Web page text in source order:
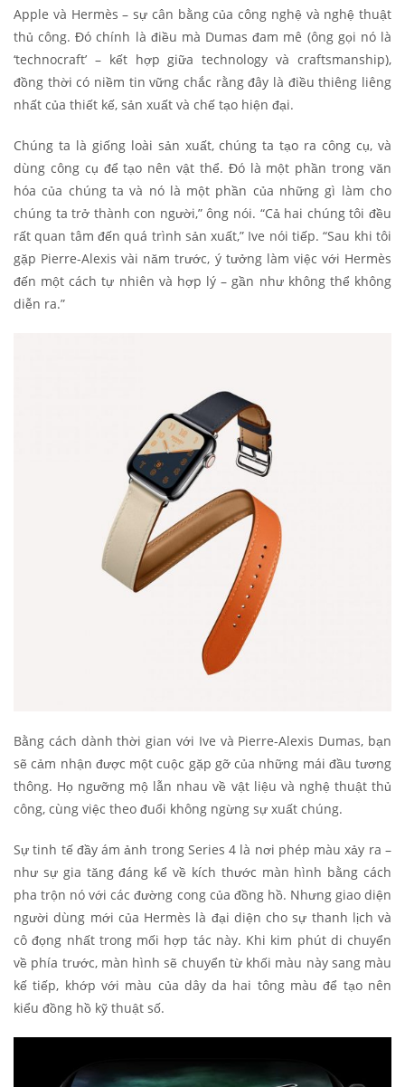
Apple và Hermès – sự cân bằng của công nghệ và nghệ thuật
thủ công. Đó chính là điều mà Dumas đam mê (ông gọi nó là
‘technocraft’ – kết hợp giữa technology và craftsmanship),
đồng thời có niềm tin vững chắc rằng đây là điều thiêng liêng
nhất của thiết kế, sản xuất và chế tạo hiện đại.
Chúng ta là giống loài sản xuất, chúng ta tạo ra công cụ, và
dùng công cụ để tạo nên vật thể. Đó là một phần trong văn
hóa của chúng ta và nó là một phần của những gì làm cho
chúng ta trở thành con người,” ông nói. “Cả hai chúng tôi đều
rất quan tâm đến quá trình sản xuất,” Ive nói tiếp. “Sau khi tôi
gặp Pierre-Alexis vài năm trước, ý tưởng làm việc với Hermès
đến một cách tự nhiên và hợp lý – gần như không thể không
diễn ra.”
Bằng cách dành thời gian với Ive và Pierre-Alexis Dumas, bạn
sẽ cảm nhận được một cuộc gặp gỡ của những mái đầu tương
thông. Họ ngưỡng mộ lẫn nhau về vật liệu và nghệ thuật thủ
công, cùng việc theo đuổi không ngừng sự xuất chúng.
Sự tinh tế đầy ám ảnh trong Series 4 là nơi phép màu xảy ra –
như sự gia tăng đáng kể về kích thước màn hình bằng cách
pha trộn nó với các đường cong của đồng hồ. Nhưng giao diện
người dùng mới của Hermès là đại diện cho sự thanh lịch và
cô đọng nhất trong mối hợp tác này. Khi kim phút di chuyển
về phía trước, màn hình sẽ chuyển từ khối màu này sang màu
kế tiếp, khớp với màu của dây da hai tông màu để tạo nên
kiểu đồng hồ kỹ thuật số.